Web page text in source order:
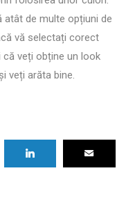
de multe opțiuni de
vă selectați corect
veți obține un look
veți arăta bine.